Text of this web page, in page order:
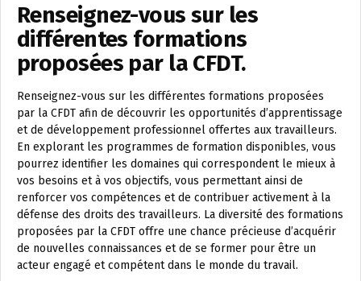
Renseignez-vous sur les
différentes formations
proposées par la CFDT.
Renseignez-vous sur les différentes formations proposées
par la CFDT afin de découvrir les opportunités d’apprentissage
et de développement professionnel offertes aux travailleurs.
En explorant les programmes de formation disponibles, vous
pourrez identifier les domaines qui correspondent le mieux à
vos besoins et à vos objectifs, vous permettant ainsi de
renforcer vos compétences et de contribuer activement à la
défense des droits des travailleurs. La diversité des formations
proposées par la CFDT offre une chance précieuse d’acquérir
de nouvelles connaissances et de se former pour être un
acteur engagé et compétent dans le monde du travail.